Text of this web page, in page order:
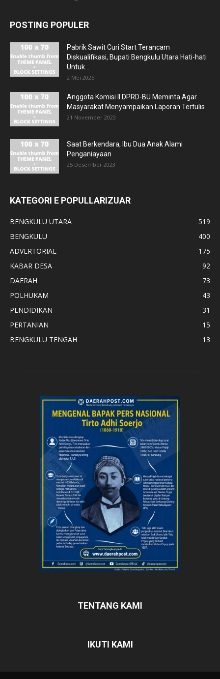
POSTING POPULER
Pabrik Sawit Curi Start Terancam
Diskualifikasi, Bupati Bengkulu Utara Hati-hati
Untuk...
2 Mei 2025
Anggota Komisi II DPRD-BU Meminta Agar
Masyarakat Menyampaikan Laporan Tertulis
21 November 2023
Saat Berkendara, Ibu Dua Anak Alami
Penganiayaan
25 Desember 2023
KATEGORI E POPULLARIZUAR
BENGKULU UTARA
519
BENGKULU
400
ADVERTORIAL
175
KABAR DESA
92
DAERAH
73
POLHUKAM
43
PENDIDIKAN
31
PERTANIAN
15
BENGKULU TENGAH
13
TENTANG KAMI
IKUTI KAMI